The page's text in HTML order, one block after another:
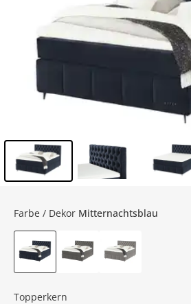
Farbe / Dekor Mitternachtsblau
Topperkern